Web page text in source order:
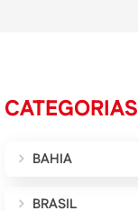
CATEGORIAS
BAHIA
BRASIL